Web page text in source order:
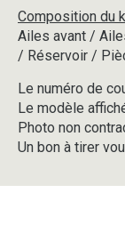
Composition du
Ailes avant /
/ Réservoir /
Le numéro de
Le modèle
Photo non
Un bon à tirer